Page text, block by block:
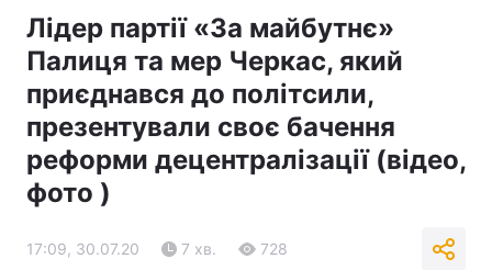
Лідер партії «За майбутнє»
Палиця та мер Черкас, який
приєднався до політсили,
презентували своє бачення
реформи децентралізації (відео,
фото )
17:09, 30.07.20 7 хв. 728